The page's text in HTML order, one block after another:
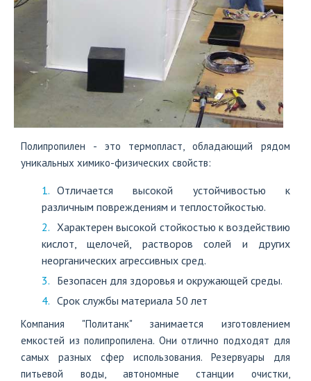
(812)
83-
Полипропилен - это термопласт, обладающий рядом
уникальных химико-физических свойств:
Отличается высокой устойчивостью к
различным повреждениям и теплостойкостью.
Характерен высокой стойкостью к воздействию
кислот, щелочей, растворов солей и других
неорганических агрессивных сред.
Безопасен для здоровья и окружающей среды.
Срок службы материала 50 лет
Компания "Политанк" занимается изготовлением
емкостей из полипропилена. Они отлично подходят для
самых разных сфер использования. Резервуары для
питьевой воды, автономные станции очистки,